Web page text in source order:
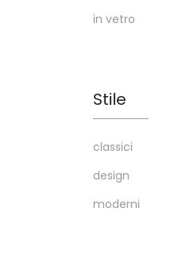
in vetro
Stile
classici
design
moderni